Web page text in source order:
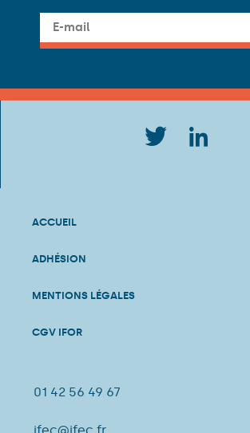
ACCUEIL
ADHÉSION
MENTIONS LÉGALES
CGV IFOR
01 42 56 49 67